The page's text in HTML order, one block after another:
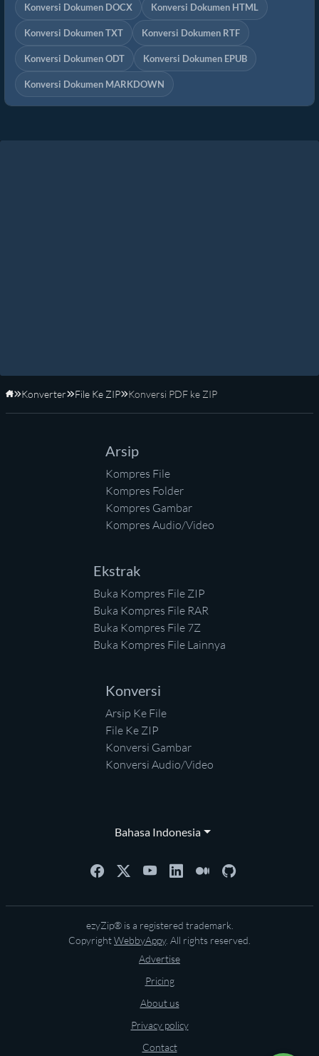
Konversi Dokumen DOCX Konversi Dokumen HTML
Konversi Dokumen TXT Konversi Dokumen RTF
Konversi Dokumen ODT Konversi Dokumen EPUB
Konversi Dokumen MARKDOWN
Beranda
Konverter File Ke ZIP Konversi PDF ke ZIP
Arsip
Kompres File
Kompres Folder
Kompres Gambar
Kompres Audio/Video
Ekstrak
Buka Kompres File ZIP
Buka Kompres File RAR
Buka Kompres File 7Z
Buka Kompres File Lainnya
Konversi
Arsip Ke File
File Ke ZIP
Konversi Gambar
Konversi Audio/Video
Bahasa Indonesia
ezyZip® is a registered trademark.
CopyrightWebbyAppy. All rights reserved.
Advertise
Pricing
About us
Privacy policy
Contact